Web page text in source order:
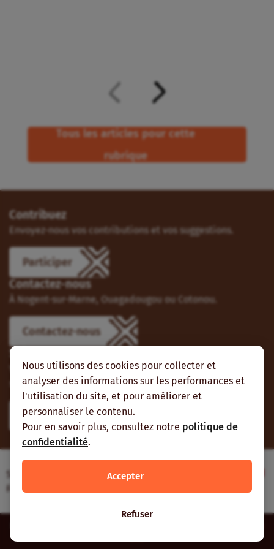
Nous utilisons des cookies pour collecter et
analyser des informations sur les performances et
l'utilisation du site, et pour améliorer et
personnaliser le contenu.
Pour en savoir plus, consultez notre politique de
confidentialité.
Accepter
Refuser
Tous les articles pour cette
rubrique
Contribuez
Envoyez-nous vos contributions et vos suggestions.
Participer
Contactez-nous
À Nogent-sur-Marne, Ouagadougou ou Cotonou.
Contactez-nous
Suivez-nous
Vous pouvez aussi vous abonner à nos flux RSS et nous
suivre sur les réseaux sociaux.
Site web réalisé avec le soutien de l’Agence
Française de Développement
site